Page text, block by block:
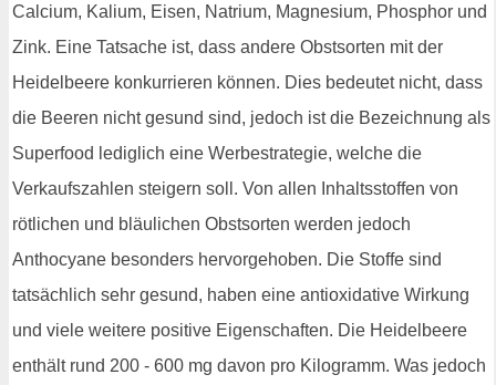
Calcium, Kalium, Eisen, Natrium, Magnesium, Phosphor und
Zink. Eine Tatsache ist, dass andere Obstsorten mit der
Heidelbeere konkurrieren können. Dies bedeutet nicht, dass
die Beeren nicht gesund sind, jedoch ist die Bezeichnung als
Superfood lediglich eine Werbestrategie, welche die
Verkaufszahlen steigern soll. Von allen Inhaltsstoffen von
rötlichen und bläulichen Obstsorten werden jedoch
Anthocyane besonders hervorgehoben. Die Stoffe sind
tatsächlich sehr gesund, haben eine antioxidative Wirkung
und viele weitere positive Eigenschaften. Die Heidelbeere
enthält rund 200 - 600 mg davon pro Kilogramm. Was jedoch